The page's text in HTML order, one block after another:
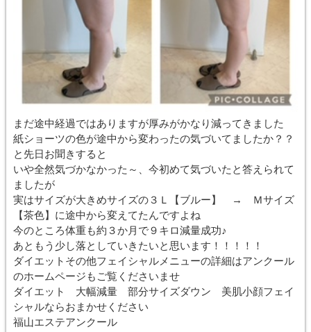
まだ途中経過ではありますが厚みがかなり減ってきました
紙ショーツの色が途中から変わったの気づいてましたか？？
と先日お聞きすると
いや全然気づかなかった～、今初めて気づいたと答えられて
ましたが
実はサイズが大きめサイズの３Ｌ【ブルー】 → Ｍサイズ
【茶色】に途中から変えてたんですよね
今のところ体重も約３か月で９キロ減量成功♪
あともう少し落としていきたいと思います！！！！！
ダイエットその他フェイシャルメニューの詳細はアンクール
のホームページもご覧くださいませ
ダイエット 大幅減量 部分サイズダウン 美肌小顔フェイ
シャルならおまかせください
福山エステアンクール